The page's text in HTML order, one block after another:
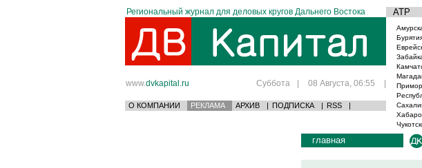
Региональный журнал для деловых кругов Дальнего Востока АТР
www.dvkapital.ru Суббота | 08 Августа, 06:55 |
О КОМПАНИИ РЕКЛАМА АРХИВ | ПОДПИСКА | RSS |
главная